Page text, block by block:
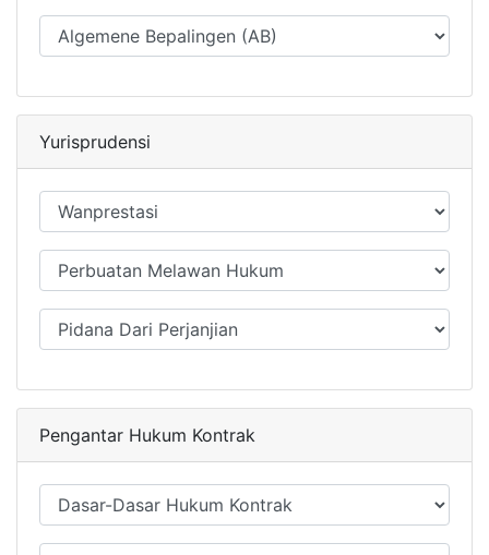
Yurisprudensi
Pengantar Hukum Kontrak